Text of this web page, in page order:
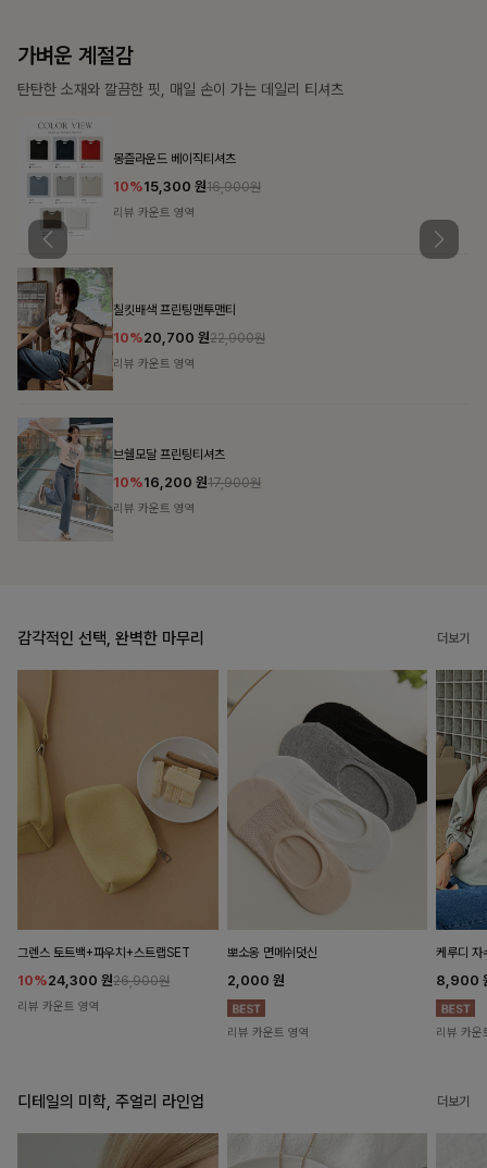
가장 쉬운 코디
특별한 날부터 일상까지 함께하는 룩
감각적인 선택, 완벽한 마무리 더보기
그렌스 토트백+파우치+스트랩SET
10%24,300 원26,900원
리뷰 카운트 영역
뽀소옹 면메쉬덧신
2,000 원
리뷰 카운트 영역
케루디 자
8,900
리뷰 카운
디테일의 미학, 주얼리 라인업 더보기